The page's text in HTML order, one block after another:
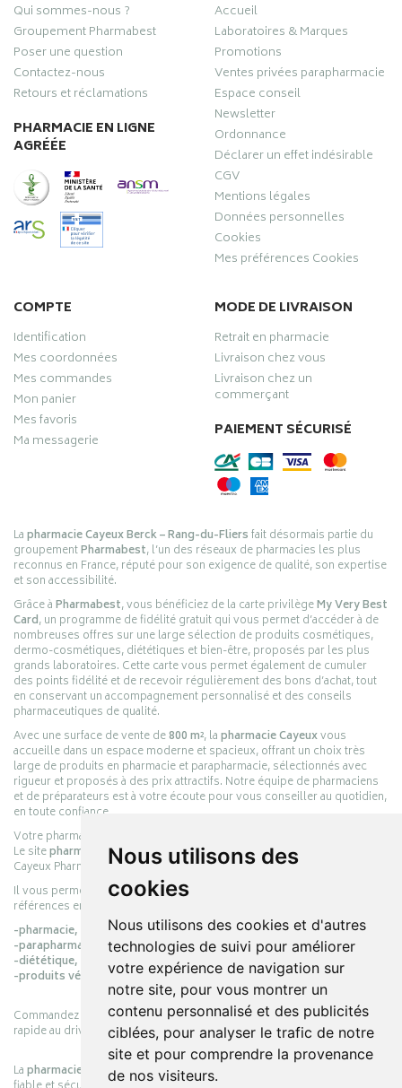
Nous utilisons des
cookies
Nous utilisons des cookies et d'autres
technologies de suivi pour améliorer
votre expérience de navigation sur
notre site, pour vous montrer un
contenu personnalisé et des publicités
ciblées, pour analyser le trafic de notre
site et pour comprendre la provenance
de nos visiteurs.
Qui sommes-nous ?
Groupement Pharmabest
Poser une question
Contactez-nous
Retours et réclamations
PHARMACIE EN LIGNE
AGRÉÉE
Accueil
Laboratoires & Marques
Promotions
Ventes privées parapharmacie
Espace conseil
Newsletter
Ordonnance
Déclarer un effet indésirable
CGV
Mentions légales
Données personnelles
Cookies
Mes préférences Cookies
COMPTE
Identification
Mes coordonnées
Mes commandes
Mon panier
Mes favoris
Ma messagerie
MODE DE LIVRAISON
Retrait en pharmacie
Livraison chez vous
Livraison chez un
commerçant
PAIEMENT SÉCURISÉ
Lapharmacie Cayeux Berck – Rang-du-Fliersfait désormais partie du
groupementPharmabest, l’un des réseaux de pharmacies les plus
reconnus en France, réputé pour son exigence de qualité, son expertise
et son accessibilité.
Grâce àPharmabest, vous bénéficiez de la carte privilègeMy Very Best
Card, un programme de fidélité gratuit qui vous permet d’accéder à de
nombreuses offres sur une large sélection de produits cosmétiques,
dermo-cosmétiques, diététiques et bien-être, proposés par les plus
grands laboratoires. Cette carte vous permet également de cumuler
des points fidélité et de recevoir régulièrement des bons d’achat, tout
en conservant un accompagnement personnalisé et des conseils
pharmaceutiques de qualité.
Avec une surface de vente de800 m², lapharmacie Cayeuxvous
accueille dans un espace moderne et spacieux, offrant un choix très
large de produits en pharmacie et parapharmacie, sélectionnés avec
rigueur et proposés à des prix attractifs. Notre équipe de pharmaciens
et de préparateurs est à votre écoute pour vous conseiller au quotidien,
en toute confiance.
Votre pharmacie en ligne :
Le sitepharmacie-cayeux.frest le prolongement digital de la pharmacie
Cayeux Pharmabest Berck-sur-Mer – Rang-du-Fliers.
Il vous permet de réaliser vos achats en ligne parmi des milliers de
références en :
-pharmacie,
-parapharmacie,
-diététique,
-produits vétérinaires.
Commandez simplement vos produits en ligne et choisissez le retrait
rapide au drive ou la livraison à domicile, en toute simplicité.
Lapharmacie Cayeuxs’engage à vous offrir une expérience pratique,